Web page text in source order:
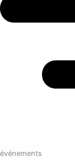
événements